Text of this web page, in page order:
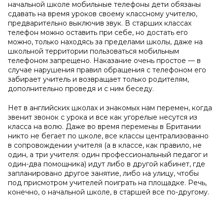
начальной школе мобильные телефоны дети обязаны
сдавать на время уроков своему классному учителю,
предварительно выключив звук. В старших классах
телефон можно оставить при себе, но достать его
можно, только находясь за пределами школы, даже на
школьной территории пользоваться мобильным
телефоном запрещено. Наказание очень простое — в
случае нарушения правил обращения с телефоном его
забирает учитель и возвращает только родителям,
дополнительно проведя и с ним беседу.
Нет в английских школах и знакомых нам перемен, когда
звенит звонок с урока и все как угорелые несутся из
класса на волю. Даже во время перемены в Британии
никто не бегает по школе, все классы централизованно
в сопровождении учителя (а в классе, как правило, не
один, а три учителя: один профессиональный педагог и
один-два помощника) идут либо в другой кабинет, где
запланировано другое занятие, либо на улицу, чтобы
под присмотром учителей поиграть на площадке. Речь,
конечно, о начальной школе, в старшей все по-другому.